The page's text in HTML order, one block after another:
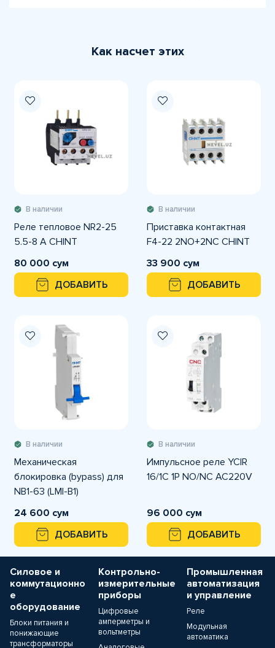
Как насчет этих
В наличии
Реле тепловое NR2-25
5.5-8 A CHINT
80 000 сум
ДОБАВИТЬ
В наличии
Приставка контактная
F4-22 2NO+2NC CHINT
33 900 сум
ДОБАВИТЬ
В наличии
Механическая
блокировка (bypass) для
NB1-63 (LMI-B1)
24 600 сум
ДОБАВИТЬ
В наличии
Импульсное реле YCIR
16/1C 1P NO/NC AC220V
96 000 сум
ДОБАВИТЬ
Силовое и
коммутационно
е
оборудование
Блоки питания и
понижающие
трансформаторы
Контрольно-
измерительные
приборы
Цифровые
амперметры и
вольтметры
Промышленная
автоматизация
и управление
Реле
Модульная
автоматика